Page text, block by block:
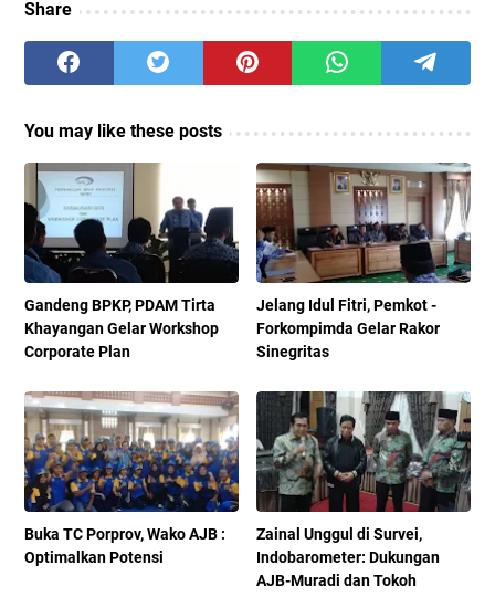
Share
You may like these posts
Gandeng BPKP, PDAM Tirta
Khayangan Gelar Workshop
Corporate Plan
Jelang Idul Fitri, Pemkot -
Forkompimda Gelar Rakor
Sinegritas
Buka TC Porprov, Wako AJB :
Optimalkan Potensi
Zainal Unggul di Survei,
Indobarometer: Dukungan
AJB-Muradi dan Tokoh